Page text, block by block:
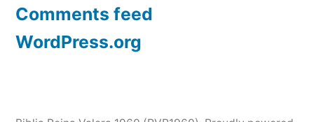
Comments feed
WordPress.org